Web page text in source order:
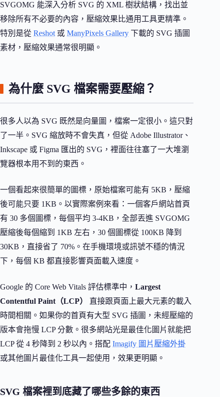
SVGOMG 能深入分析 SVG 的 XML 樹狀結構，找出並
移除所有不必要的內容，壓縮效果比通用工具更精準。
特別是從 Reshot或 ManyPixels Gallery 下載的 SVG 插圖
素材，壓縮效果通常很明顯。
為什麼 SVG 檔案需要壓縮？
很多人以為 SVG 既然是向量圖，檔案一定很小。這只對
了一半。SVG 縮放時不會失真，但從 Adobe Illustrator、
Inkscape 或 Figma 匯出的 SVG，裡面往往塞了一大堆瀏
覽器根本用不到的東西。
一個看起來很簡單的圖標，原始檔案可能有 5KB，壓縮
後可能只要 1KB。以實際案例來看：一個客戶網站首頁
有 30 多個圖標，每個平均 3-4KB，全部丟進 SVGOMG
壓縮後每個縮到 1KB 左右，30 個圖標從 100KB 降到
30KB，直接省了 70%。在手機環境或訊號不穩的情況
下，每個 KB 都直接影響頁面載入速度。
Google 的 Core Web Vitals 評估標準中， Largest
Contentful Paint（LCP）
直接跟頁面上最大元素的載入
時間相關。如果你的首頁有大型 SVG 插圖，未經壓縮的
版本會拖慢 LCP 分數。很多網站光是最佳化圖片就能把
LCP 從 4 秒降到 2 秒以內。搭配 Imagify 圖片壓縮外掛
或其他圖片最佳化工具一起使用，效果更明顯。
SVG 檔案裡到底藏了哪些多餘的東西